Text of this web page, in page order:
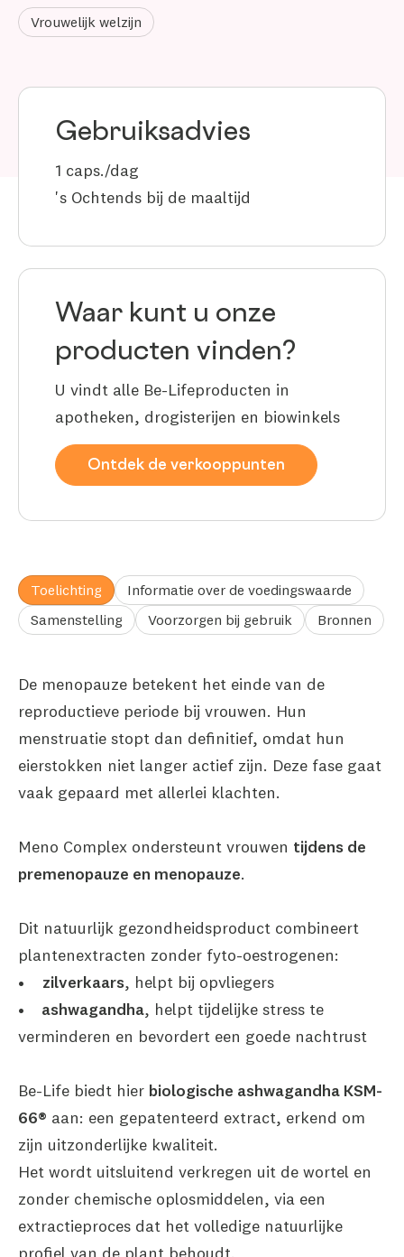
Vrouwelijk welzijn
Gebruiksadvies
1 caps./dag
's Ochtends bij de maaltijd
Waar kunt u onze
producten vinden?
U vindt alle Be-Lifeproducten in
apotheken, drogisterijen en biowinkels
Ontdek de verkooppunten
Toelichting
Informatie over de voedingswaarde
Samenstelling
Voorzorgen bij gebruik Bronnen
De menopauze betekent het einde van de
reproductieve periode bij vrouwen. Hun
menstruatie stopt dan definitief, omdat hun
eierstokken niet langer actief zijn. Deze fase gaat
vaak gepaard met allerlei klachten.
Meno Complex ondersteunt vrouwen tijdens de
premenopauze en menopauze.
Dit natuurlijk gezondheidsproduct combineert
plantenextracten zonder fyto-oestrogenen:
• zilverkaars, helpt bij opvliegers
•
ashwagandha, helpt tijdelijke stress te
verminderen en bevordert een goede nachtrust
Be-Life biedt hier biologische ashwagandha KSM-
66® aan: een gepatenteerd extract, erkend om
zijn uitzonderlijke kwaliteit.
Het wordt uitsluitend verkregen uit de wortel en
zonder chemische oplosmiddelen, via een
extractieproces dat het volledige natuurlijke